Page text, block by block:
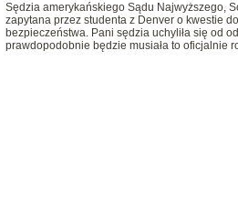
Sędzia amerykańskiego Sądu Najwyższego,
zapytana przez studenta z Denver o kwestie
bezpieczeństwa. Pani sędzia uchyliła się od
prawdopodobnie będzie musiała to oficjalnie